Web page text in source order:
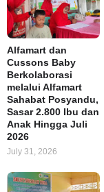
Alfamart dan
Cussons Baby
Berkolaborasi
melalui Alfamart
Sahabat Posyandu,
Sasar 2.800 Ibu dan
Anak Hingga Juli
2026
July 31, 2026